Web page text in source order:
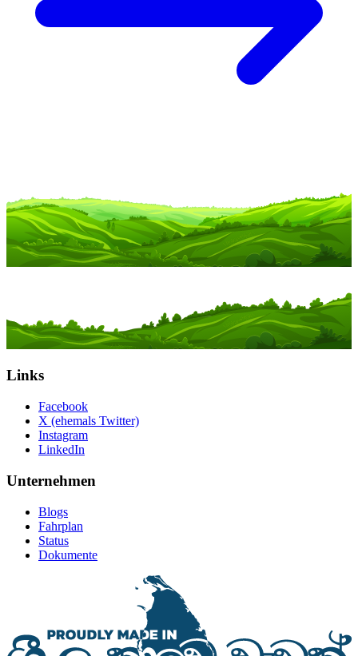
Links
Facebook
X (ehemals Twitter)
Instagram
LinkedIn
Unternehmen
Blogs
Fahrplan
Status
Dokumente